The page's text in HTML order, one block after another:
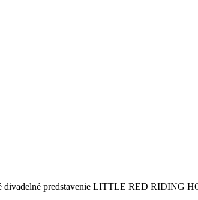
divadelné predstavenie LITTLE RED RIDING